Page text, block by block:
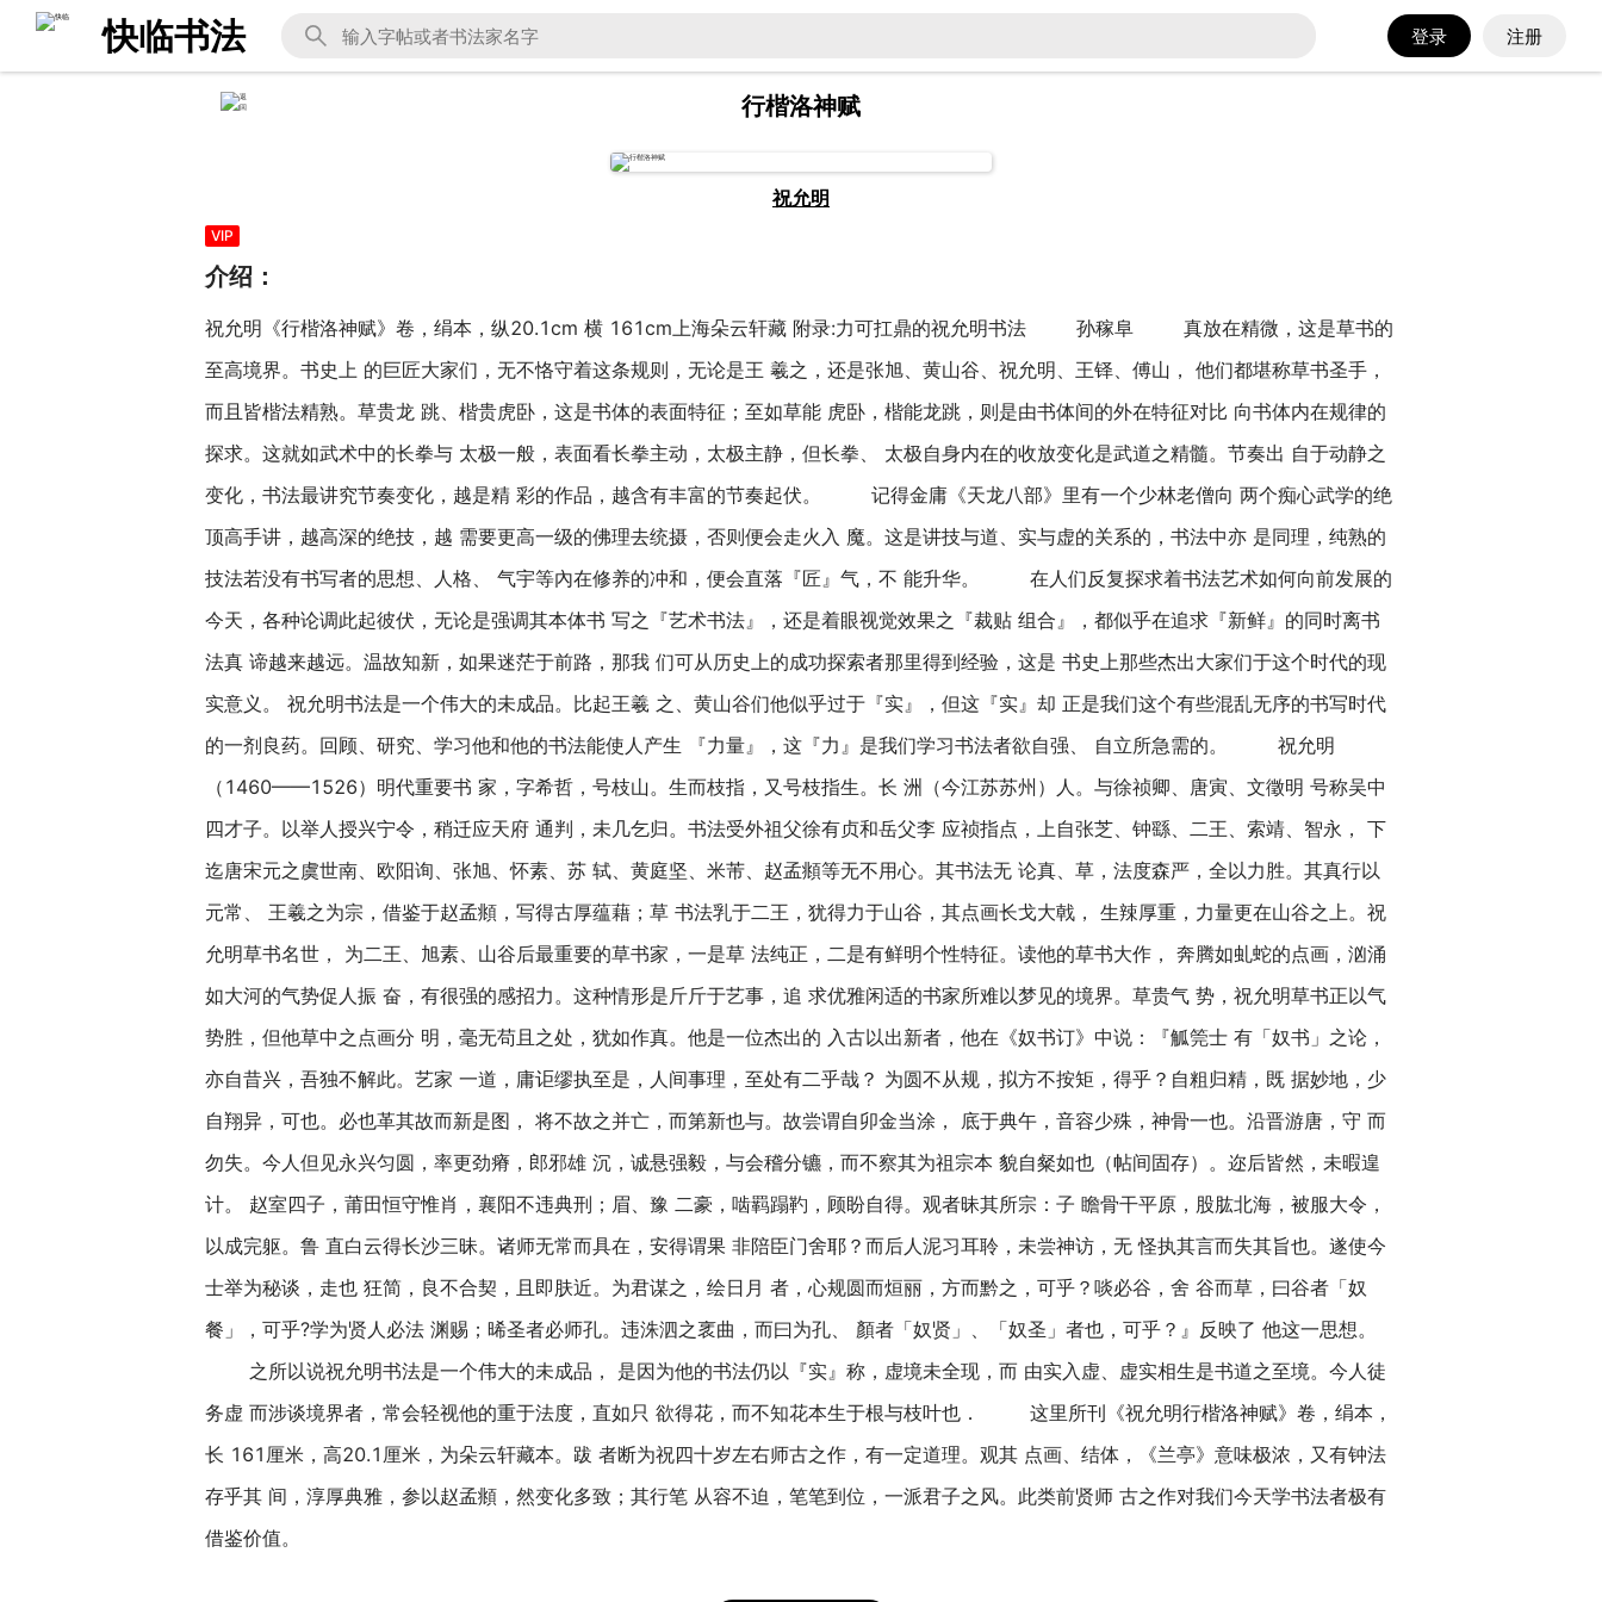
快临书法 注册
登录
行楷洛神赋
祝允明
VIP
介绍：
祝允明《行楷洛神赋》卷，绢本，纵20.1cm 横 161cm上海朵云轩藏 附录:力可扛鼎的祝允明书法 孙稼阜 真放在精微，这是草书的
至高境界。书史上 的巨匠大家们，无不恪守着这条规则，无论是王 羲之，还是张旭、黄山谷、祝允明、王铎、傅山， 他们都堪称草书圣手，
而且皆楷法精熟。草贵龙 跳、楷贵虎卧，这是书体的表面特征；至如草能 虎卧，楷能龙跳，则是由书体间的外在特征对比 向书体内在规律的
探求。这就如武术中的长拳与 太极一般，表面看长拳主动，太极主静，但长拳、 太极自身内在的收放变化是武道之精髓。节奏出 自于动静之
变化，书法最讲究节奏变化，越是精 彩的作品，越含有丰富的节奏起伏。 记得金庸《天龙八部》里有一个少林老僧向 两个痴心武学的绝
顶高手讲，越高深的绝技，越 需要更高一级的佛理去统摄，否则便会走火入 魔。这是讲技与道、实与虚的关系的，书法中亦 是同理，纯熟的
技法若没有书写者的思想、人格、 气宇等內在修养的冲和，便会直落『匠』气，不 能升华。 在人们反复探求着书法艺术如何向前发展的
今天，各种论调此起彼伏，无论是强调其本体书 写之『艺术书法』，还是着眼视觉效果之『裁贴 组合』，都似乎在追求『新鲜』的同时离书
法真 谛越来越远。温故知新，如果迷茫于前路，那我 们可从历史上的成功探索者那里得到经验，这是 书史上那些杰出大家们于这个时代的现
实意义。 祝允明书法是一个伟大的未成品。比起王羲 之、黄山谷们他似乎过于『实』，但这『实』却 正是我们这个有些混乱无序的书写时代
的一剂良药。回顾、研究、学习他和他的书法能使人产生 『力量』，这『力』是我们学习书法者欲自强、 自立所急需的。 祝允明
（1460——1526）明代重要书 家，字希哲，号枝山。生而枝指，又号枝指生。长 洲（今江苏苏州）人。与徐祯卿、唐寅、文徵明 号称吴中
四才子。以举人授兴宁令，稍迁应天府 通判，未几乞归。书法受外祖父徐有贞和岳父李 应祯指点，上自张芝、钟繇、二王、索靖、智永， 下
迄唐宋元之虞世南、欧阳询、张旭、怀素、苏 轼、黄庭坚、米芾、赵孟頫等无不用心。其书法无 论真、草，法度森严，全以力胜。其真行以
元常、 王羲之为宗，借鉴于赵孟頫，写得古厚蕴藉；草 书法乳于二王，犹得力于山谷，其点画长戈大戟， 生辣厚重，力量更在山谷之上。祝
允明草书名世， 为二王、旭素、山谷后最重要的草书家，一是草 法纯正，二是有鲜明个性特征。读他的草书大作， 奔腾如虬蛇的点画，汹涌
如大河的气势促人振 奋，有很强的感招力。这种情形是斤斤于艺事，追 求优雅闲适的书家所难以梦见的境界。草贵气 势，祝允明草书正以气
势胜，但他草中之点画分 明，毫无苟且之处，犹如作真。他是一位杰出的 入古以出新者，他在《奴书订》中说：『觚筦士 有「奴书」之论，
亦自昔兴，吾独不解此。艺家 一道，庸讵缪执至是，人间事理，至处有二乎哉？ 为圆不从规，拟方不按矩，得乎？自粗归精，既 据妙地，少
自翔异，可也。必也革其故而新是图， 将不故之并亡，而第新也与。故尝谓自卯金当涂， 底于典午，音容少殊，神骨一也。沿晋游唐，守 而
勿失。今人但见永兴匀圆，率更劲瘠，郎邪雄 沉，诚悬强毅，与会稽分镳，而不察其为祖宗本 貌自粲如也（帖间固存）。迩后皆然，未暇遑
计。 赵室四子，莆田恒守惟肖，襄阳不违典刑；眉、豫 二豪，啮羁蹋靮，顾盼自得。观者昧其所宗：子 瞻骨干平原，股肱北海，被服大令，
以成完躯。鲁 直白云得长沙三昧。诸师无常而具在，安得谓果 非陪臣门舍耶？而后人泥习耳聆，未尝神访，无 怪执其言而失其旨也。遂使今
士举为秘谈，走也 狂简，良不合契，且即肤近。为君谋之，绘日月 者，心规圆而烜丽，方而黔之，可乎？啖必谷，舍 谷而草，曰谷者「奴
餐」，可乎?学为贤人必法 渊赐；晞圣者必师孔。违洙泗之衺曲，而曰为孔、 顏者「奴贤」、「奴圣」者也，可乎？』反映了 他这一思想。
之所以说祝允明书法是一个伟大的未成品， 是因为他的书法仍以『实』称，虚境未全现，而 由实入虚、虚实相生是书道之至境。今人徒
务虚 而涉谈境界者，常会轻视他的重于法度，直如只 欲得花，而不知花本生于根与枝叶也． 这里所刊《祝允明行楷洛神赋》卷，绢本，
长 161厘米，高20.1厘米，为朵云轩藏本。跋 者断为祝四十岁左右师古之作，有一定道理。观其 点画、结体，《兰亭》意味极浓，又有钟法
存乎其 间，淳厚典雅，参以赵孟頫，然变化多致；其行笔 从容不迫，笔笔到位，一派君子之风。此类前贤师 古之作对我们今天学书法者极有
借鉴价值。